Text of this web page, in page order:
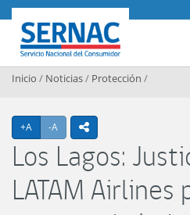
Contenido principal
SERNAC
Inicio / Noticias/ Protección /
+A Agrandar texto
-A Achicar textoicono
Los Lagos:
LATAM